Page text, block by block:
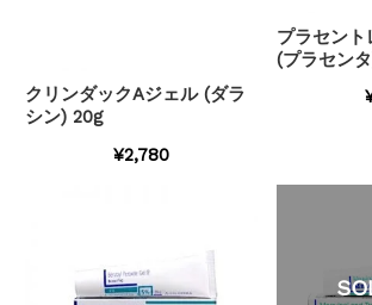
クリンダックAジェル (ダラ
シン) 20g
¥2,780
プラセン
(プラセン